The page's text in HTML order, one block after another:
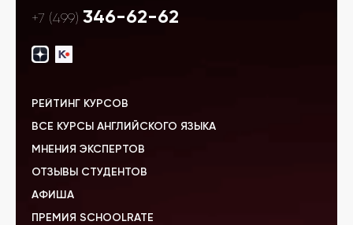
+7 (499) 346-62-62
РЕЙТИНГ КУРСОВ
ВСЕ КУРСЫ АНГЛИЙСКОГО ЯЗЫКА
МНЕНИЯ ЭКСПЕРТОВ
ОТЗЫВЫ СТУДЕНТОВ
АФИША
ПРЕМИЯ SCHOOLRATE